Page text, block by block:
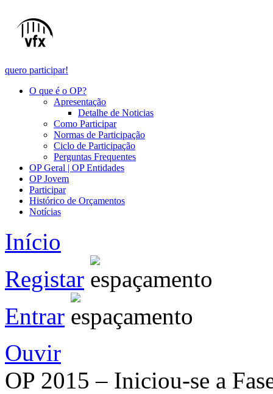
quero participar!
O que é o OP?
Apresentação
Detalhe de Noticias
Como Participar
Normas de Participação
Ciclo de Participação
Perguntas Frequentes
OP Geral | OP Entidades
OP Jovem
Participar
Histórico de Orçamentos
Notícias
Início
Registar
Entrar
Ouvir
OP 2015 – Iniciou-se a